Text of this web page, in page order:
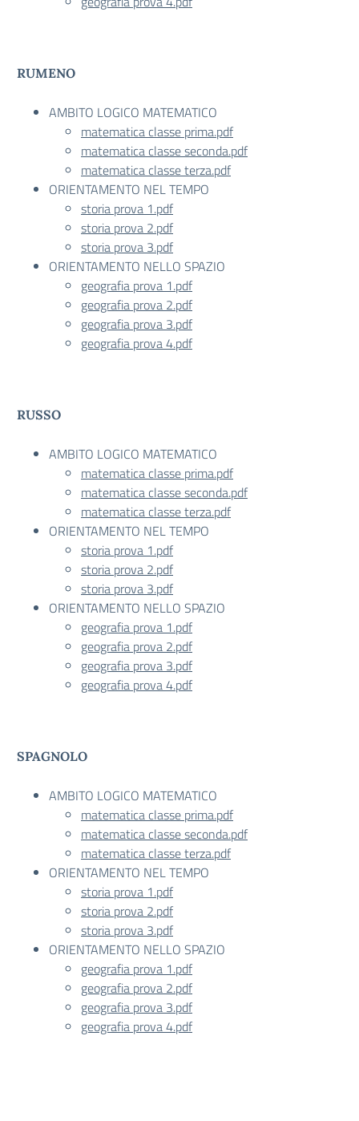
RUMENO
AMBITO LOGICO MATEMATICO
matematica classe prima.pdf
matematica classe seconda.pdf
matematica classe terza.pdf
ORIENTAMENTO NEL TEMPO
storia prova 1.pdf
storia prova 2.pdf
storia prova 3.pdf
ORIENTAMENTO NELLO SPAZIO
geografia prova 1.pdf
geografia prova 2.pdf
geografia prova 3.pdf
geografia prova 4.pdf
RUSSO
AMBITO LOGICO MATEMATICO
matematica classe prima.pdf
matematica classe seconda.pdf
matematica classe terza.pdf
ORIENTAMENTO NEL TEMPO
storia prova 1.pdf
storia prova 2.pdf
storia prova 3.pdf
ORIENTAMENTO NELLO SPAZIO
geografia prova 1.pdf
geografia prova 2.pdf
geografia prova 3.pdf
geografia prova 4.pdf
SPAGNOLO
AMBITO LOGICO MATEMATICO
matematica classe prima.pdf
matematica classe seconda.pdf
matematica classe terza.pdf
ORIENTAMENTO NEL TEMPO
storia prova 1.pdf
storia prova 2.pdf
storia prova 3.pdf
ORIENTAMENTO NELLO SPAZIO
geografia prova 1.pdf
geografia prova 2.pdf
geografia prova 3.pdf
geografia prova 4.pdf